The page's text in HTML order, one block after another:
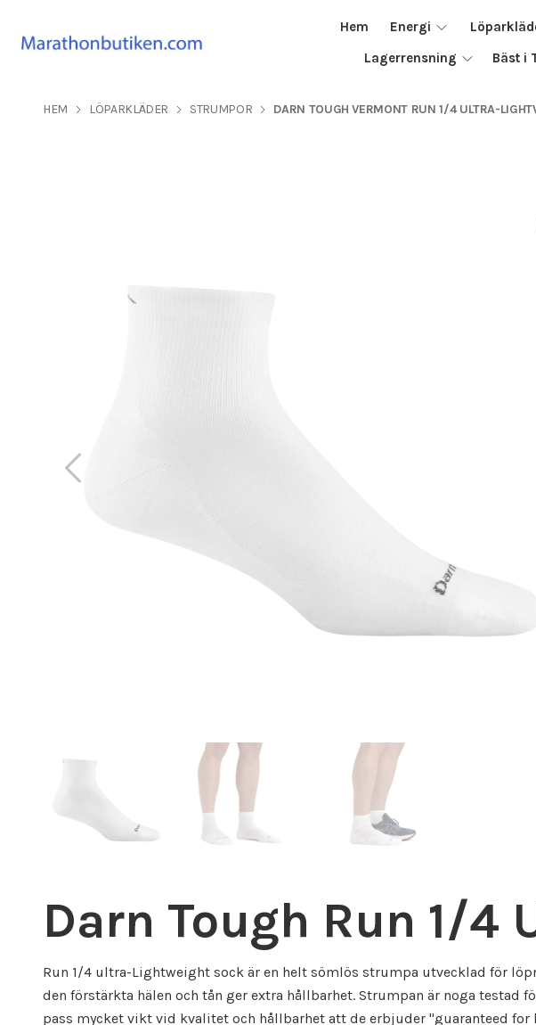
Hem Energi
Lagerrensning
Bäst i
HEM LÖPARKLÄDER STRUMPOR DARN TOUGH VERMONT RUN 1/4 ULTRA-
Darn Tough Run 1/
Run 1/4 ultra-Lightweight sock är en helt sömlös strumpa utvecklad för
den förstärkta hälen och tån ger extra hållbarhet. Strumpan är noga testad
pass mycket vikt vid kvalitet och hållbarhet att de erbjuder "guaranteed for